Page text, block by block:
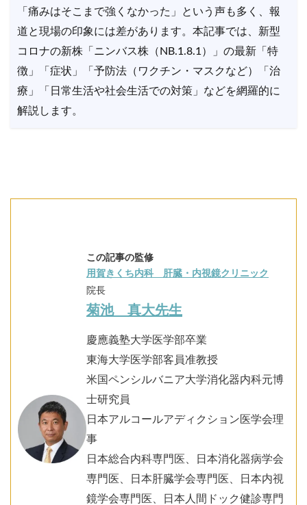
「痛みはそこまで強くなかった」という声も多く、報
道と現場の印象には差があります。本記事では、新型
コロナの新株「ニンバス株（NB.1.8.1）」の最新「特
徴」「症状」「予防法（ワクチン・マスクなど）「治
療」「日常生活や社会生活での対策」などを網羅的に
解説します。
この記事の監修
用賀きくち内科 肝臓・内視鏡クリニック
院長
菊池 真大先生
慶應義塾大学医学部卒業
東海大学医学部客員准教授
米国ペンシルバニア大学消化器内科元博
士研究員
日本アルコールアディクション医学会理
事
日本総合内科専門医、日本消化器病学会
専門医、日本肝臓学会専門医、日本内視
鏡学会専門医、日本人間ドック健診専門